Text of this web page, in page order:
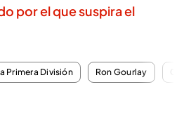
por el que suspira el
Primera División Ron Gourlay